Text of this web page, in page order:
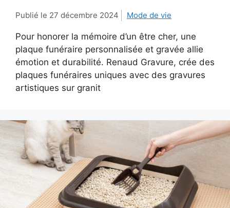
27 décembre 2024 Mode de vie
Pour honorer la mémoire d’un être cher, une
plaque funéraire personnalisée et gravée allie
émotion et durabilité. Renaud Gravure, crée des
plaques funéraires uniques avec des gravures
artistiques sur granit